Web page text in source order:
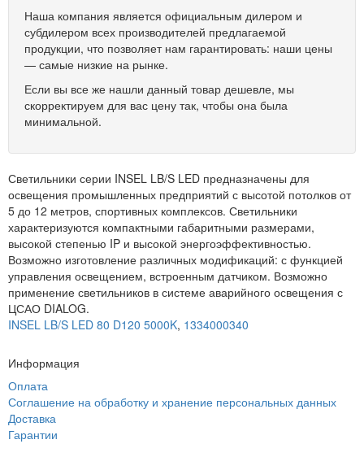
Наша компания является официальным дилером и
субдилером всех производителей предлагаемой
продукции, что позволяет нам гарантировать: наши цены
— самые низкие на рынке.
Если вы все же нашли данный товар дешевле, мы
скорректируем для вас цену так, чтобы она была
минимальной.
Светильники серии INSEL LB/S LED предназначены для
освещения промышленных предприятий с высотой потолков от
5 до 12 метров, спортивных комплексов. Светильники
характеризуются компактными габаритными размерами,
высокой степенью IP и высокой энергоэффективностью.
Возможно изготовление различных модификаций: с функцией
управления освещением, встроенным датчиком. Возможно
применение светильников в системе аварийного освещения с
ЦСАО DIALOG.
INSEL LB/S LED 80 D120 5000K, 1334000340
Информация
Оплата
Соглашение на обработку и хранение персональных данных
Доставка
Гарантии